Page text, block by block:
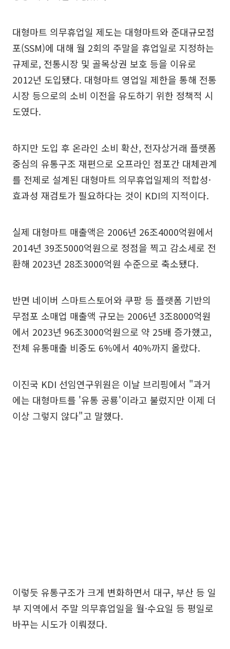
대형마트 의무휴업일 제도는 대형마트와 준대규모점
포(SSM)에 대해 월 2회의 주말을 휴업일로 지정하는
규제로, 전통시장 및 골목상권 보호 등을 이유로
2012년 도입됐다. 대형마트 영업일 제한을 통해 전통
시장 등으로의 소비 이전을 유도하기 위한 정책적 시
도였다.
하지만 도입 후 온라인 소비 확산, 전자상거래 플랫폼
중심의 유통구조 재편으로 오프라인 점포간 대체관계
를 전제로 설계된 대형마트 의무휴업일제의 적합성·
효과성 재검토가 필요하다는 것이 KDI의 지적이다.
실제 대형마트 매출액은 2006년 26조4000억원에서
2014년 39조5000억원으로 정점을 찍고 감소세로 전
환해 2023년 28조3000억원 수준으로 축소됐다.
반면 네이버 스마트스토어와 쿠팡 등 플랫폼 기반의
무점포 소매업 매출액 규모는 2006년 3조8000억원
에서 2023년 96조3000억원으로 약 25배 증가했고,
전체 유통매출 비중도 6%에서 40%까지 올랐다.
이진국 KDI 선임연구위원은 이날 브리핑에서 "과거
에는 대형마트를 '유통 공룡'이라고 불렀지만 이제 더
이상 그렇지 않다"고 말했다.
이렇듯 유통구조가 크게 변화하면서 대구, 부산 등 일
부 지역에서 주말 의무휴업일을 월·수요일 등 평일로
바꾸는 시도가 이뤄졌다.